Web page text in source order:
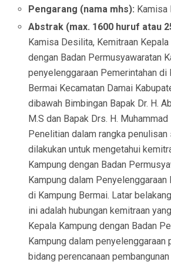
Pengarang (nama mhs):
Abstrak (max. 1600 huruf atau
Kamisa Desilita, Kemitraan Kepala
dengan Badan Permusyawaratan
penyelenggaraan Pemerintahan di
Bermai Kecamatan Damai
dibawah Bimbingan Bapak Dr. H.
M.S dan Bapak Drs. H. Muhammad
Penelitian dalam rangka
dilakukan untuk mengetahui
Kampung dengan Badan
Kampung dalam Penyelenggaraan
di Kampung Bermai. Latar
ini adalah hubungan kemitraan
Kepala Kampung dengan Badan
Kampung dalam penyelenggaraan
bidang perencanaan